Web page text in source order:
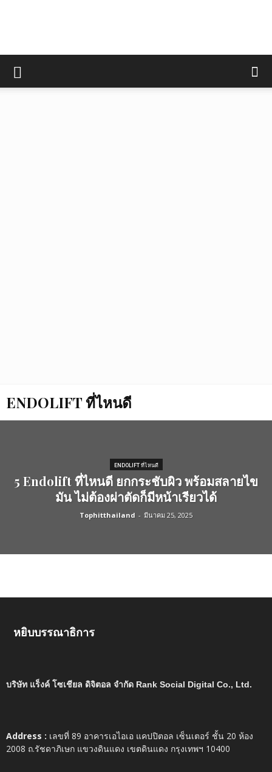
ENDOLIFT ที่ไหนดี
ENDOLIFT ที่ไหนดี
5 Endolift ที่ไหนดี ยกกระชับผิว พร้อมสลายไข
มัน ไม่ต้องผ่าตัดก็มีหน้าเรียวได้
Tophitthailand - มีนาคม 25, 2025
หยิบบรรณาธิการ
บริษัท แร็งค์ โซเชียล ดิจิตอล จำกัด Rank Social Digital Co., Ltd.
Address : เลขที่ 89 อาคารเอไอเอ แคปปิตอล เซ็นเตอร์ ชั้น 20 ห้อง
2008 ถ.รัชดาภิเษก แขวงดินแดง เขตดินแดง กรุงเทพฯ 10400